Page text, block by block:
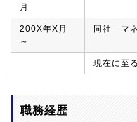
月
200X年X月
～
同社 マネ
現在に至る
職務経歴